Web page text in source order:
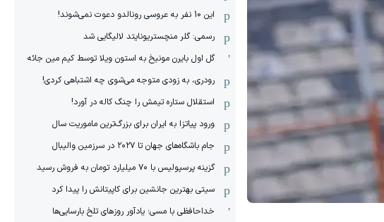
این 10 نفر به عروسی رونالدو دعوت نمی‌شوند!
رسمی: گلر منچستریونایتد لالیگایی شد
گل اول بایرن مونیخ به استون ویلا توسط کیم مین جائه
رودری، به زودی متوجه می‌شوی چه اشتباهی کردی!
استقلال ستاره تیمش را چنگ کاله در آورد!
ورود پیاتزا به ایران برای بزرگ‌ترین ماموریت سال
جام باشگاه‌های جهان تا ۲۰۲۷ در سرزمین والیبال
گزینه پرسپولیس با ۷۰ میلیارد تومان به فروش رسید
سیتی بهترین جانشین برای کاپیتانش را پیدا کرد
خداحافظی با مسی؛ یادآور روزهای تلخ بارسایی‌ها